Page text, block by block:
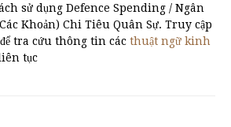
sử dụng Defence Spending / Ngân
Khoản) Chi Tiêu Quân Sự. Truy cập
để tra cứu thông tin các thuật ngữ kinh
tục